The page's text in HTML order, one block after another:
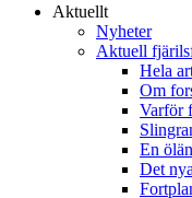
Aktuellt
Nyheter
Aktuell
Hela
Om
Varför
En
Det